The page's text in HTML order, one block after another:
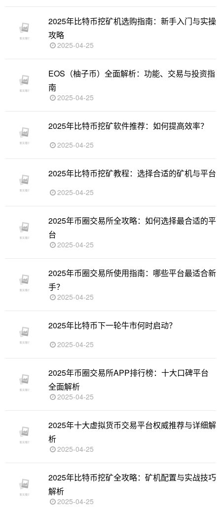
2025年比特币挖矿机选购指南：新手入门与实操
攻略
2025-04-25
EOS（柚子币）全面解析：功能、交易与投资指
南
2025-04-25
2025年比特币挖矿软件推荐：如何提高效率？
2025-04-25
2025年比特币挖矿教程：选择合适的矿机与平台
2025-04-25
2025年币圈交易所全攻略：如何选择最合适的平
台
2025-04-25
2025年币圈交易所使用指南：哪些平台最适合新
手？
2025-04-25
2025年比特币下一轮牛市何时启动？
2025-04-25
2025年币圈交易所APP排行榜：十大口碑平台
全面解析
2025-04-25
2025年十大虚拟货币交易平台权威推荐与详细解
析
2025-04-25
2025年比特币挖矿全攻略：矿机配置与实战技巧
解析
2025-04-25